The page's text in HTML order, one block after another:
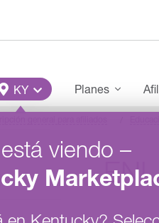
Menu
KY
viendo –
Planes